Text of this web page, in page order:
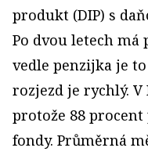
produkt (DIP) s
Po dvou letech má
vedle penzijka je
rozjezd je rychlý.
protože 88
fondy. Průměrná